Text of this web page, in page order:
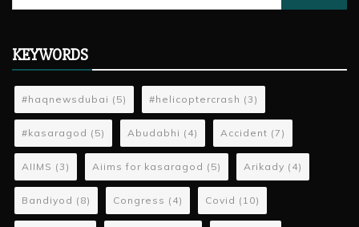
for:
KEYWORDS
#haqnewsdubai (5) #helicoptercrash (3)
#kasaragod (5) Abudabhi (4) Accident (7)
AIIMS (3) Aiims for kasaragod (5) Arikady (4)
Bandiyod (8) Congress (4) Covid (10)